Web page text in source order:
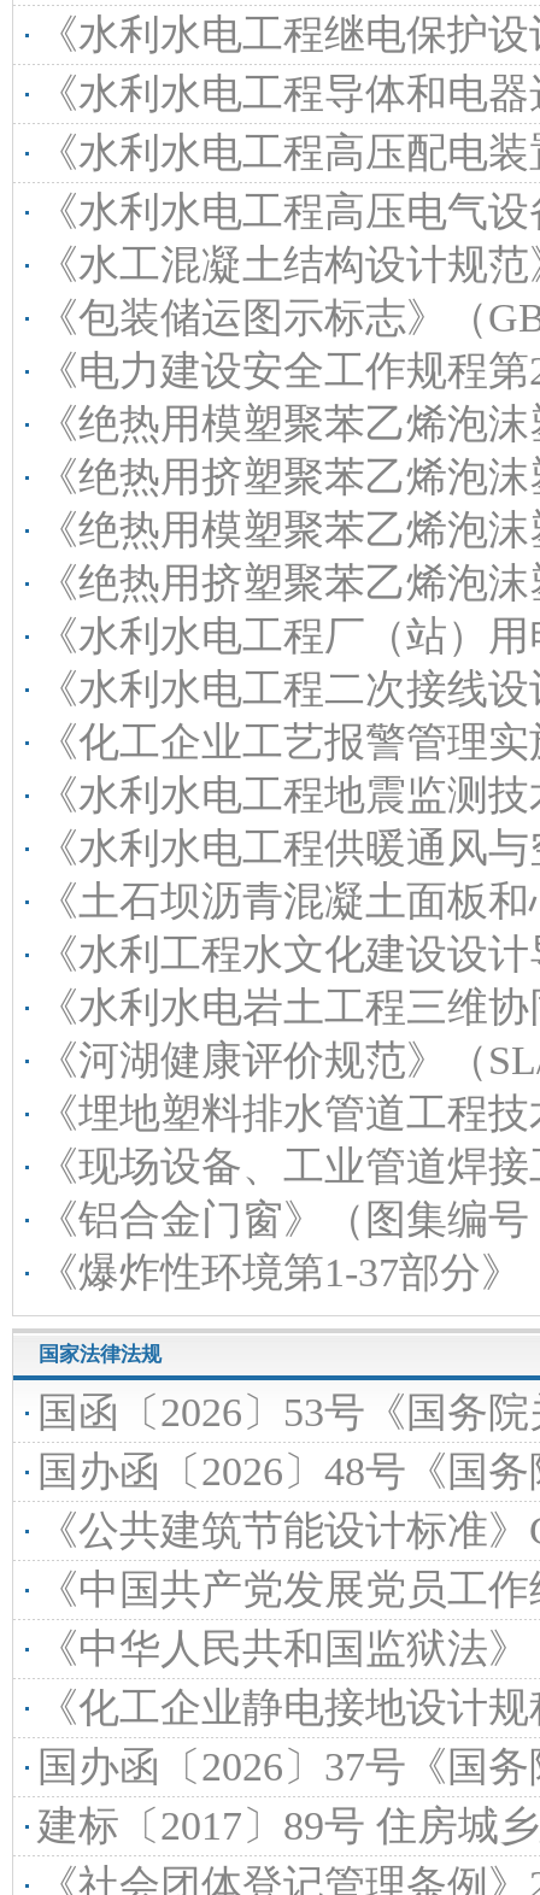
《水利水电工程继电保护设计规范》（SL/
《水利水电工程导体和电器选择设计规范》
《水利水电工程高压配电装置设计规范》（
《水利水电工程高压电气设备选择及配电装置设计规范
《水工混凝土结构设计规范》（SL/T191-
《包装储运图示标志》（GB/T191-2008）
《电力建设安全工作规程第2部分：电力线路》
《绝热用模塑聚苯乙烯泡沫塑料（EPS）
《绝热用挤塑聚苯乙烯泡沫塑料（XPS）》（GB/
《绝热用模塑聚苯乙烯泡沫塑料（EPS）》（GB/
《绝热用挤塑聚苯乙烯泡沫塑料（EPS）》（GB/
《水利水电工程厂（站）用电系统设计规范》（
《水利水电工程二次接线设计规范》（SL/
《化工企业工艺报警管理实施指南》（T/
《水利水电工程地震监测技术规范》（SL/
《水利水电工程供暖通风与空气调节设计规范》（
《土石坝沥青混凝土面板和心墙设计规范》（SL/
《水利工程水文化建设设计导则》（SL/
《水利水电岩土工程三维协同设计技术规程》（
《河湖健康评价规范》（SL/T793-2025
《埋地塑料排水管道工程技术规程》（
《现场设备、工业管道焊接工程施工质量验收规范
《铝合金门窗》（图集编号：
《爆炸性环境第1-37部分》（GB/T3836系列
国家法律法规
国函〔2026〕53号《国务院关于浙江、福建、山东等3省
国办函〔2026〕48号《国务院办公厅关
《公共建筑节能设计标准》
《中国共产党发展党员工
《中华人民共和国监狱法
《化工企业静电接地设计规程》
国办函〔2026〕37号《国务院办公
建标〔2017〕89号 住房城乡建设部国家发展改革委关
《社会团体登记管理条例》2016年